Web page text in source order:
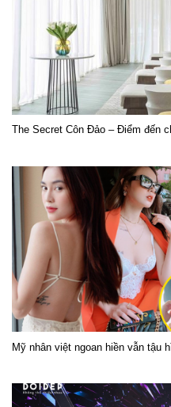
The Secret Côn Đảo – Điểm đến
Mỹ nhân việt ngoan hiền vẫn tậu